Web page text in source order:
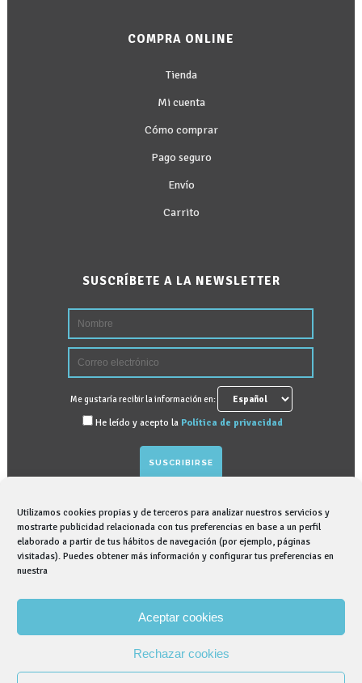
Utilizamos cookies propias y de terceros para analizar nuestros servicios y
mostrarte publicidad relacionada con tus preferencias en base a un perfil
elaborado a partir de tus hábitos de navegación (por ejemplo, páginas
visitadas). Puedes obtener más información y configurar tus preferencias en
nuestra
Aceptar cookies
Rechazar cookies
COMPRA ONLINE
Tienda
Mi cuenta
Cómo comprar
Pago seguro
Envío
Carrito
SUSCRÍBETE A LA NEWSLETTER
Me gustaría recibir la información en:
He leído y acepto la Política de privacidad
GRAPHENANO DENTAL, S.L. tratará sus datos
personales para gestionar suscripción para recibir
ejercer sus derechos de acceso, rectificación,
más información en nuestra Política de Privacidad.